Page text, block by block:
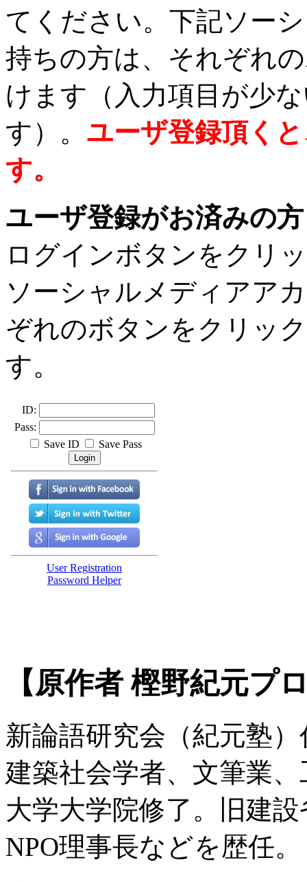
てください。下記ソー
持ちの方は、それぞれ
けます（入力項目が少
す）。 ユーザ登録頂く
す。
ユーザ登録がお済みの方
ログインボタンをクリ
ソーシャルメディアア
ぞれのボタンをクリッ
す。
【原作者 樫野紀元プ
新論語研究会（紀元塾）
建築社会学者、文筆業
大学大学院修了。旧建
NPO理事長などを歴任。